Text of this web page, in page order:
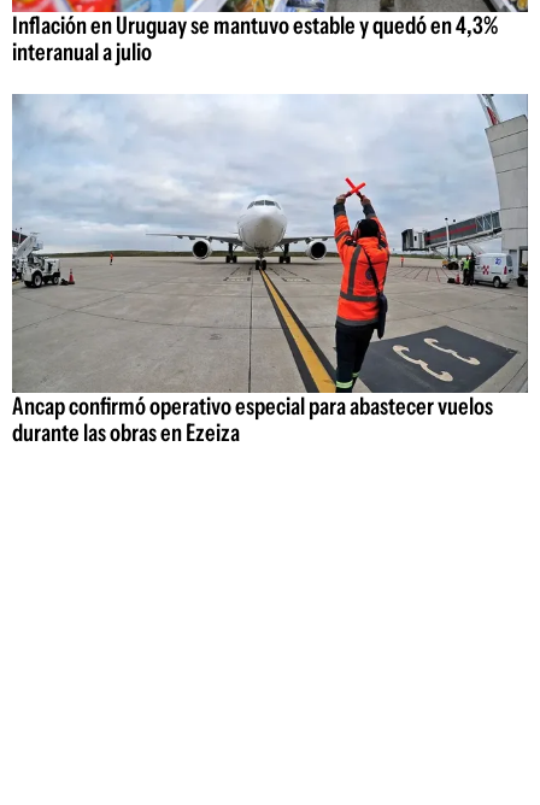
Inflación en Uruguay se mantuvo estable y quedó en 4,3%
interanual a julio
Ancap confirmó operativo especial para abastecer vuelos
durante las obras en Ezeiza